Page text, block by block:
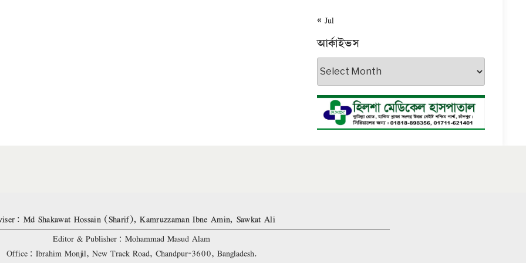
« Jul
আর্কাইভস
আর্কাইভস
Md Shakawat Hossain (Sharif), Kamruzzaman Ibne Amin, Sawkat Ali
Editor & Publisher: Mohammad Masud Alam
Office: Ibrahim Monjil, New Track Road, Chandpur-3600, Bangladesh.